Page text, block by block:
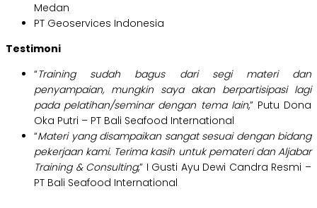
Medan
PT Geoservices Indonesia
Testimoni
“Training sudah bagus dari segi materi dan
penyampaian, mungkin saya akan berpartisipasi lagi
pada pelatihan/seminar dengan tema lain,” Putu Dona
Oka Putri – PT Bali Seafood International
“Materi yang disampaikan sangat sesuai dengan bidang
pekerjaan kami. Terima kasih untuk pemateri dan Aljabar
Training & Consulting,” I Gusti Ayu Dewi Candra Resmi –
PT Bali Seafood International